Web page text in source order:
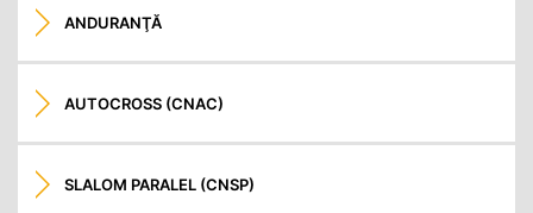
ANDURANŢĂ
AUTOCROSS (CNAC)
SLALOM PARALEL (CNSP)